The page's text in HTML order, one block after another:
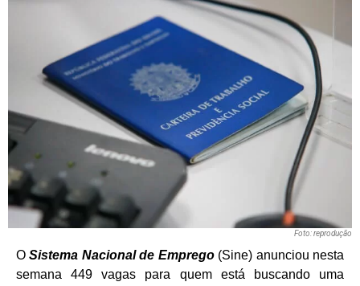
Foto: reprodução
OSistema Nacional de Emprego(Sine) anunciou nesta
semana 449 vagas para quem está buscando uma